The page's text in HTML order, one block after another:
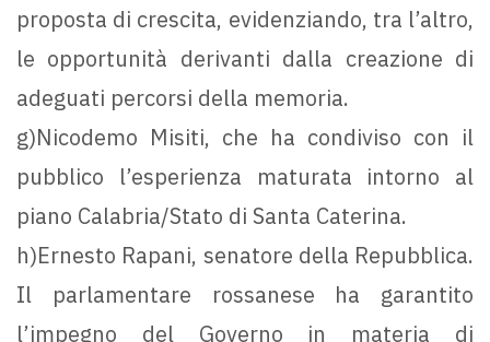
proposta di crescita, evidenziando, tra l’altro,
le opportunità derivanti dalla creazione di
adeguati percorsi della memoria.
g)Nicodemo Misiti, che ha condiviso con il
pubblico l’esperienza maturata intorno al
piano Calabria/Stato di Santa Caterina.
h)Ernesto Rapani, senatore della Repubblica.
Il parlamentare rossanese ha garantito
l’impegno del Governo in materia di